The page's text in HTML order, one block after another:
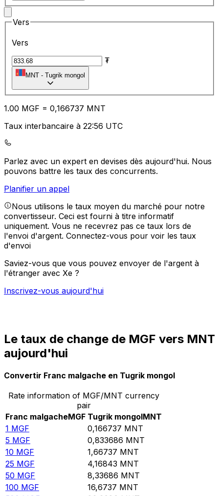
Vers
Vers
₮
MNT - Tugrik mongol
1.00 MGF = 0,166737 MNT
Taux interbancaire à 22:56 UTC
Parlez avec un expert en devises dès aujourd'hui. Nous
pouvons battre les taux des concurrents.
Planifier un appel
Nous utilisons le taux moyen du marché pour notre
convertisseur. Ceci est fourni à titre informatif
uniquement. Vous ne recevrez pas ce taux lors de
l'envoi d'argent. Connectez-vous pour voir les taux
d'envoi
Saviez-vous que vous pouvez envoyer de l'argent à
l'étranger avec Xe ?
Inscrivez-vous aujourd'hui
Le taux de change de MGF vers MNT
aujourd'hui
Convertir Franc malgache en Tugrik mongol
Rate information of MGF/MNT currency
pair
Franc malgacheMGF Tugrik mongolMNT
1 MGF 0,166737 MNT
5 MGF 0,833686 MNT
10 MGF 1,66737 MNT
25 MGF 4,16843 MNT
50 MGF 8,33686 MNT
100 MGF 16,6737 MNT